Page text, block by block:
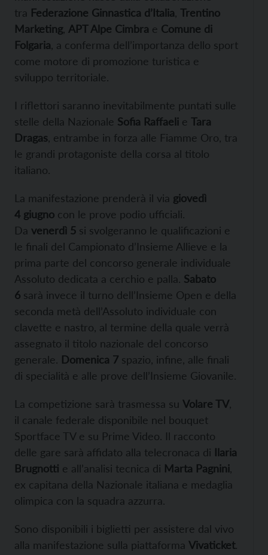
tra Federazione Ginnastica d’Italia Trentino
Marketing APT Alpe Cimbra e Comune di
Folgaria , a conferma dell’importanza dello sport
come motore di promozione turistica e
sviluppo territoriale.
I riflettori saranno inevitabilmente puntati sulle
stelle della Nazionale Sofia Raffaeli e Tara
Dragas , entrambe in forza alle Fiamme Oro, tra
le grandi protagoniste della corsa al titolo
italiano.
La manifestazione prenderà il via giovedì
4 giugno con le prove podio ufficiali.
Da venerdì 5 si svolgeranno le qualificazioni e
le finali del Campionato d’Insieme Allieve e la
prima parte del concorso generale individuale
Assoluto dedicata a cerchio e palla. Sabato
6 sarà invece il turno dell’Insieme Open e della
seconda metà dell’Assoluto individuale con
clavette e nastro, al termine della quale verrà
assegnato il titolo nazionale del concorso
generale. Domenica 7 spazio, infine, alle finali
di specialità e alle prove dell’Insieme Giovanile.
La competizione sarà trasmessa su Volare TV
il canale federale disponibile nel bouquet
Sportface TV e su Prime Video. Il racconto
delle gare sarà affidato alla telecronaca di Ilaria
Brugnotti e all’analisi tecnica di Marta Pagnini
ex capitana della Nazionale italiana e medaglia
olimpica con la squadra azzurra.
Sono disponibili i biglietti per assistere dal vivo
alla manifestazione sulla piattaforma Vivaticket.